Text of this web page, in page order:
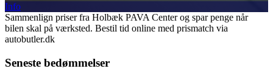
Info
Sammenlign priser fra Holbæk PAVA Center og spar penge når
bilen skal på værksted. Bestil tid online med prismatch via
autobutler.dk
Seneste bedømmelser